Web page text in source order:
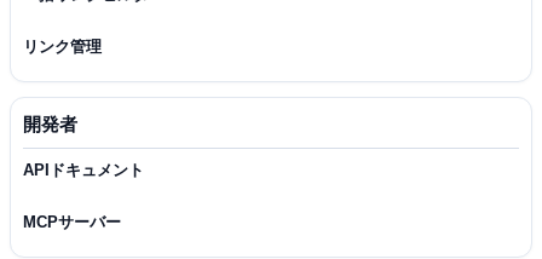
リンク管理
開発者
APIドキュメント
MCPサーバー